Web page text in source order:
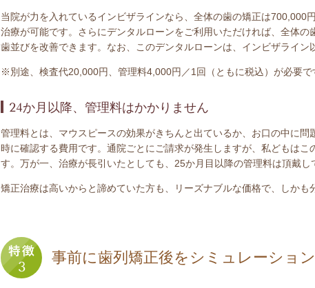
当院が力を入れているインビザラインなら、全体の歯の矯正は700,000
治療が可能です。さらにデンタルローンをご利用いただければ、全体
歯並びを改善できます。なお、このデンタルローンは、インビザライン
※別途、検査代20,000円、管理料4,000円／1回（ともに税込）が必要で
24か月以降、管理料はかかりません
管理料とは、マウスピースの効果がきちんと出ているか、お口の中に
時に確認する費用です。通院ごとにご請求が発生しますが、私どもは
す。万が一、治療が長引いたとしても、25か月目以降の管理料は頂戴し
矯正治療は高いからと諦めていた方も、リーズナブルな価格で、しかも
事前に歯列矯正後をシミュレーション